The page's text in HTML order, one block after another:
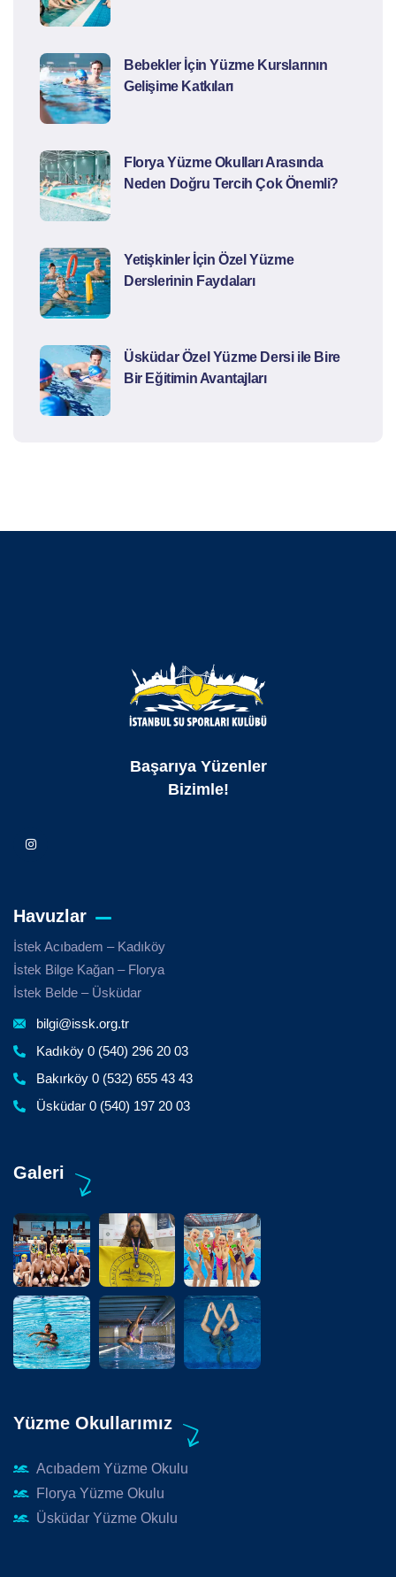
Bebekler İçin Yüzme Kurslarının
Gelişime Katkıları
Florya Yüzme Okulları Arasında
Neden Doğru Tercih Çok Önemli?
Yetişkinler İçin Özel Yüzme
Derslerinin Faydaları
Üsküdar Özel Yüzme Dersi ile Bire
Bir Eğitimin Avantajları
Başarıya Yüzenler
Bizimle!
Havuzlar
İstek Acıbadem – Kadıköy
İstek Bilge Kağan – Florya
İstek Belde – Üsküdar
bilgi@issk.org.tr
Kadıköy 0 (540) 296 20 03
Bakırköy 0 (532) 655 43 43
Üsküdar 0 (540) 197 20 03
Galeri
Yüzme Okullarımız
Acıbadem Yüzme Okulu
Florya Yüzme Okulu
Üsküdar Yüzme Okulu